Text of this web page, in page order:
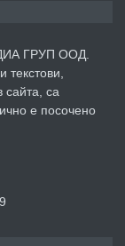
преди 1 година
- гр.
ГРУП ООД.
текстови,
сайта, са
е посочено